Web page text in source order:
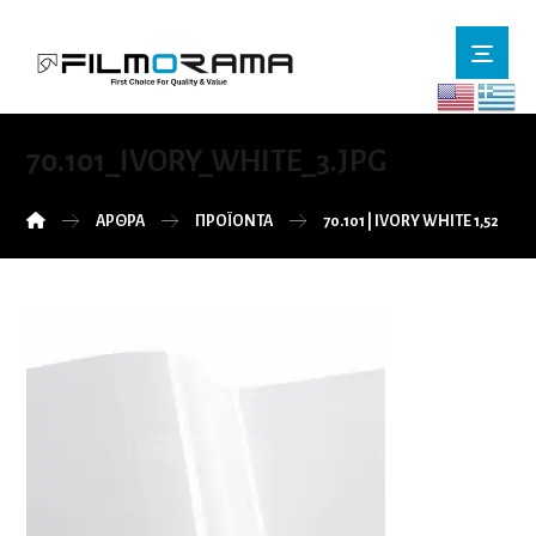
70.101_IVORY_WHITE_3.JPG
ΆΡΘΡΑ ΠΡΟΪΌΝΤΑ 70.101 | IVORY WHITE 1,52M